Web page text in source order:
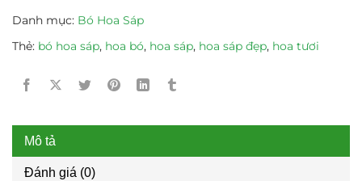
Danh mục: Bó Hoa Sáp
Thẻ: bó hoa sáp, hoa bó, hoa sáp, hoa sáp đẹp, hoa tươi
Mô tả
Đánh giá (0)